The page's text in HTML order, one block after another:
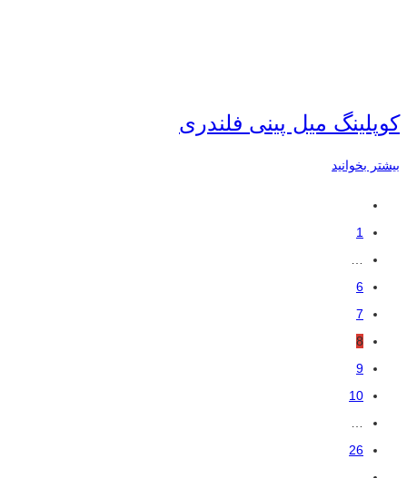
کوپلینگ میل پینی فلندری
بیشتر بخوانید
1
…
6
7
8
9
10
…
26